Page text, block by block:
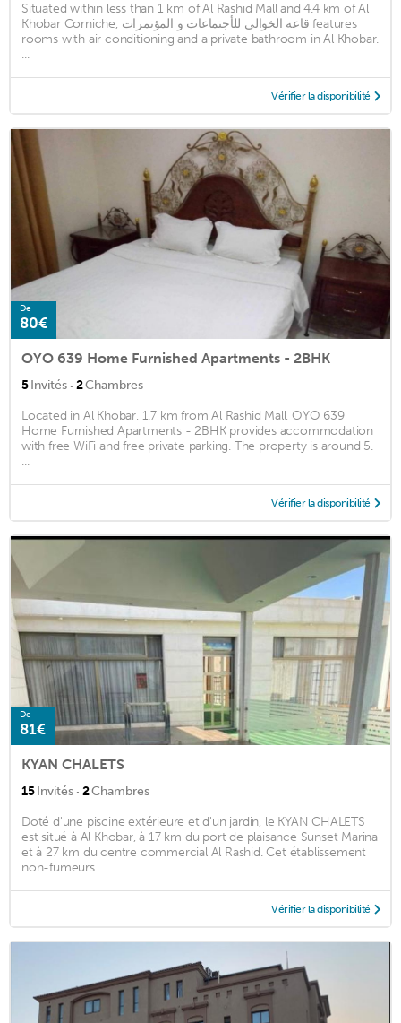
Situated within less than 1 km of Al Rashid Mall and 4.4 km of Al
Khobar Corniche, قاعة الخوالي للأجتماعات و المؤتمرات features
rooms with air conditioning and a private bathroom in Al Khobar.
...
Vérifier la disponibilité
De
80€
OYO 639 Home Furnished Apartments - 2BHK
5Invités · 2Chambres
Located in Al Khobar, 1.7 km from Al Rashid Mall, OYO 639
Home Furnished Apartments - 2BHK provides accommodation
with free WiFi and free private parking. The property is around 5.
...
Vérifier la disponibilité
De
81€
KYAN CHALETS
15Invités · 2Chambres
Doté d'une piscine extérieure et d'un jardin, le KYAN CHALETS
est situé à Al Khobar, à 17 km du port de plaisance Sunset Marina
et à 27 km du centre commercial Al Rashid. Cet établissement
non-fumeurs ...
Vérifier la disponibilité